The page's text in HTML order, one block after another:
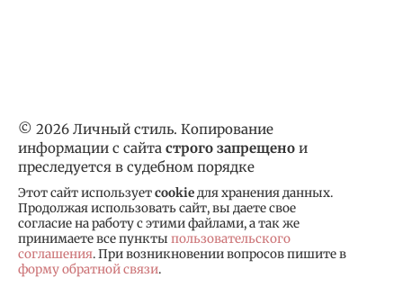
© 2026 Личный стиль. Копирование
информации с сайта строго запрещено и
преследуется в судебном порядке
Этот сайт используетcookieдля хранения данных.
Продолжая использовать сайт, вы даете свое
согласие на работу с этими файлами, а так же
принимаете все пункты пользовательского
соглашения. При возникновении вопросов пишите в
форму обратной связи.